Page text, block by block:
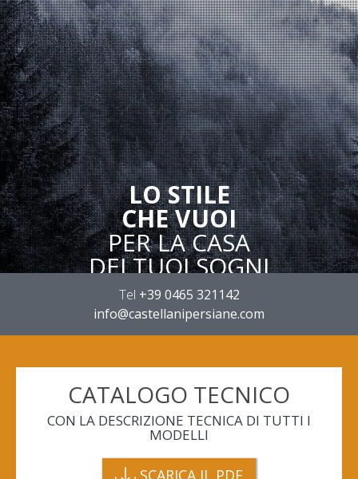
LO STILE
CHE VUOI
PER LA CASA
DEI TUOI SOGNI
Tel +39 0465 321142
info@castellanipersiane.com
CATALOGO TECNICO
CON LA DESCRIZIONE TECNICA DI TUTTI I
MODELLI